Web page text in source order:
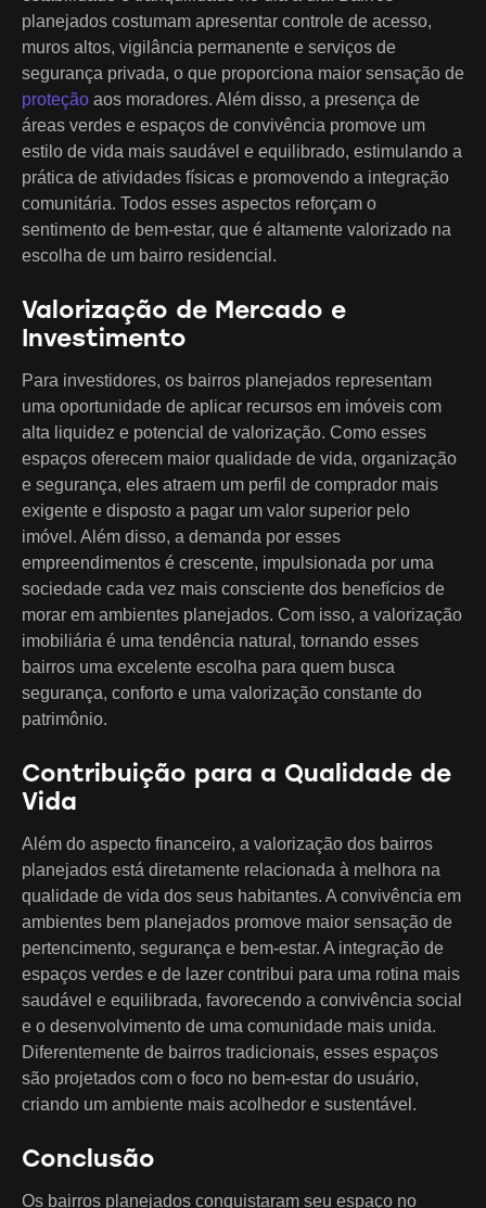
planejados costumam apresentar controle de acesso,
muros altos, vigilância permanente e serviços de
segurança privada, o que proporciona maior sensação de
proteção aos moradores. Além disso, a presença de
áreas verdes e espaços de convivência promove um
estilo de vida mais saudável e equilibrado, estimulando a
prática de atividades físicas e promovendo a integração
comunitária. Todos esses aspectos reforçam o
sentimento de bem-estar, que é altamente valorizado na
escolha de um bairro residencial.
Valorização de Mercado e
Investimento
Para investidores, os bairros planejados representam
uma oportunidade de aplicar recursos em imóveis com
alta liquidez e potencial de valorização. Como esses
espaços oferecem maior qualidade de vida, organização
e segurança, eles atraem um perfil de comprador mais
exigente e disposto a pagar um valor superior pelo
imóvel. Além disso, a demanda por esses
empreendimentos é crescente, impulsionada por uma
sociedade cada vez mais consciente dos benefícios de
morar em ambientes planejados. Com isso, a valorização
imobiliária é uma tendência natural, tornando esses
bairros uma excelente escolha para quem busca
segurança, conforto e uma valorização constante do
patrimônio.
Contribuição para a Qualidade de
Vida
Além do aspecto financeiro, a valorização dos bairros
planejados está diretamente relacionada à melhora na
qualidade de vida dos seus habitantes. A convivência em
ambientes bem planejados promove maior sensação de
pertencimento, segurança e bem-estar. A integração de
espaços verdes e de lazer contribui para uma rotina mais
saudável e equilibrada, favorecendo a convivência social
e o desenvolvimento de uma comunidade mais unida.
Diferentemente de bairros tradicionais, esses espaços
são projetados com o foco no bem-estar do usuário,
criando um ambiente mais acolhedor e sustentável.
Conclusão
Os bairros planejados conquistaram seu espaço no